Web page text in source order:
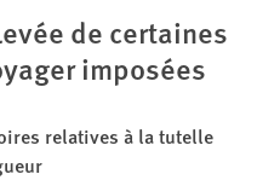
de certaines
imposées
relatives à la tutelle